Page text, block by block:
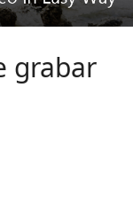
grabar